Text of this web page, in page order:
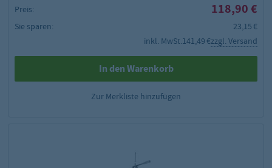
Preis:
118,90 €
Sie sparen:
23,15 €
inkl. MwSt.141,49 €zzgl. Versand
In den Warenkorb
Zur Merkliste hinzufügen